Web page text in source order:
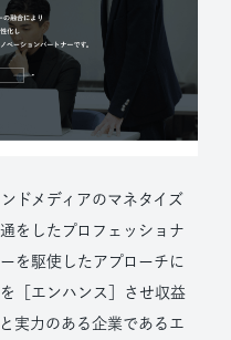
ドメディアのマネタイズ
をしたプロフェッショナ
を駆使したアプローチに
［エンハンス］させ収益
実力のある企業であるエ